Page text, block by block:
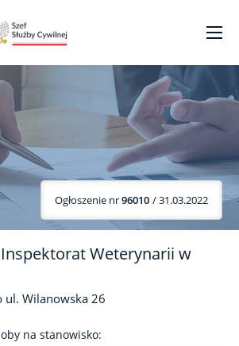
Ogłoszenie nr96010 / 31.03.2022
Weterynarii w
ul. Wilanowska 26
na stanowisko: